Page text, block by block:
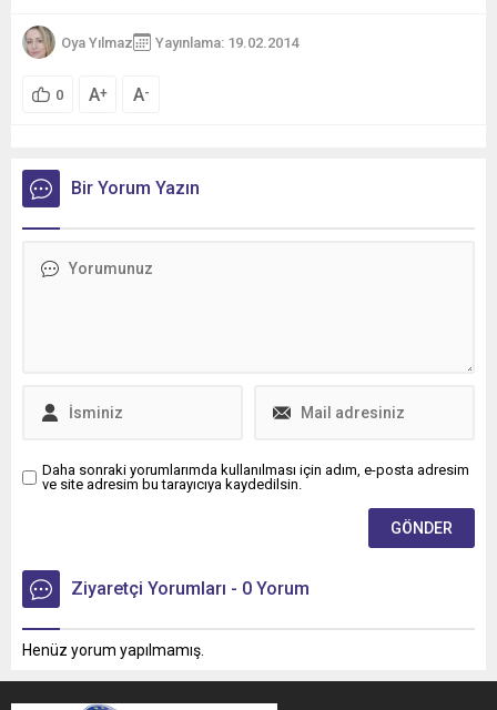
Oya Yılmaz Yayınlama: 19.02.2014
0 A+ A-
Bir Yorum Yazın
Daha sonraki yorumlarımda kullanılması için adım, e-posta adresim
ve site adresim bu tarayıcıya kaydedilsin.
Ziyaretçi Yorumları - 0 Yorum
Henüz yorum yapılmamış.